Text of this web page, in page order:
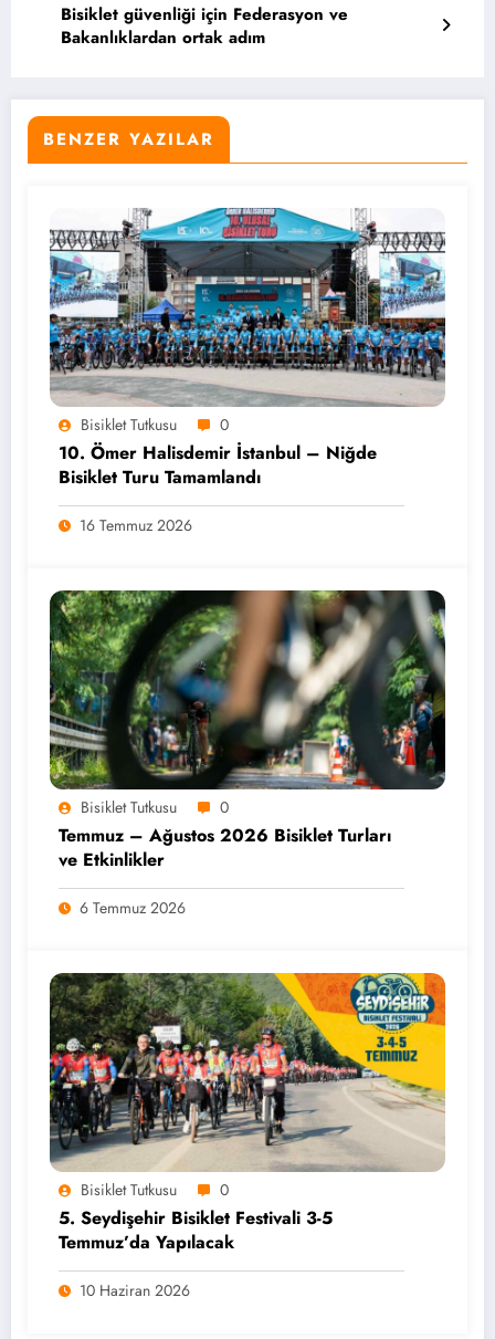
Bisiklet güvenliği için Federasyon ve
Bakanlıklardan ortak adım
BENZER YAZILAR
Bisiklet Tutkusu 0
10. Ömer Halisdemir İstanbul – Niğde
Bisiklet Turu Tamamlandı
16 Temmuz 2026
Bisiklet Tutkusu 0
Temmuz – Ağustos 2026 Bisiklet Turları
ve Etkinlikler
6 Temmuz 2026
Bisiklet Tutkusu 0
5. Seydişehir Bisiklet Festivali 3-5
Temmuz’da Yapılacak
10 Haziran 2026